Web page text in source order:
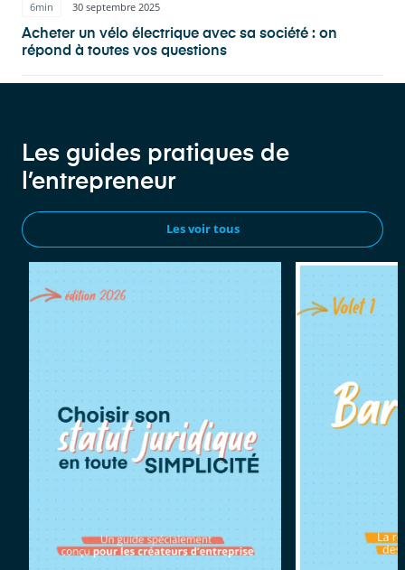
6min 30 septembre 2025
Acheter un vélo électrique avec sa société : on
répond à toutes vos questions
Les guides pratiques de
l’entrepreneur
Les voir tous